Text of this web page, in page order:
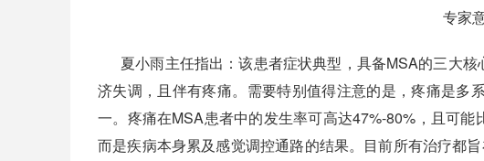
专家
夏小雨主任指出：该患者症状典型，具备MSA的三大
济失调，且伴有疼痛。需要特别值得注意的是，疼痛是多
一。疼痛在MSA患者中的发生率可高达47%-80%，且可
而是疾病本身累及感觉调控通路的结果。目前所有治疗都